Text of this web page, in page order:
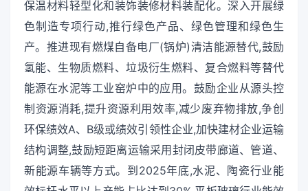
保温材料轻型化和装饰装修材料装配化。深入开展绿
色制造专项行动,推行绿色产品、绿色管理和绿色生
产。推进现有燃煤自备电厂(锅炉)清洁能源替代,鼓励
氢能、生物质燃料、垃圾衍生燃料、复合燃料等替代
能源在水泥等工业窑炉中的应用。鼓励企业从源头控
制资源消耗,提升资源利用效率,减少废弃物排放,争创
环保绩效A、B级或绩效引领性企业,加快建材企业运输
结构调整,鼓励短距离运输采用封闭皮带廊道、管道、
新能源车辆等方式。到2025年底,水泥、陶瓷行业能